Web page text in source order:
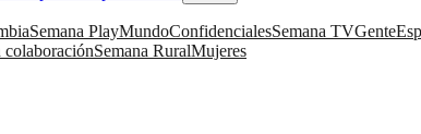
Semana PlayMundoConfidencialesSemana TVGente
colaboraciónSemana RuralMujeres